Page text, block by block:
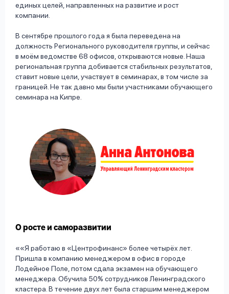
единых целей, направленных на развитие и рост
компании.
В сентябре прошлого года я была переведена на
должность Регионального руководителя группы, и сейчас
в моём ведомстве 68 офисов, открываются новые. Наша
региональная группа добивается стабильных результатов,
ставит новые цели, участвует в семинарах, в том числе за
границей. Не так давно мы были участниками обучающего
семинара на Кипре.
О росте и саморазвитии
«Я работаю в «Центрофинанс» более четырёх лет.
Пришла в компанию менеджером в офис в городе
Лодейное Поле, потом сдала экзамен на обучающего
менеджера. Обучила 50% сотрудников Ленинградского
кластера. В течение двух лет была старшим менеджером